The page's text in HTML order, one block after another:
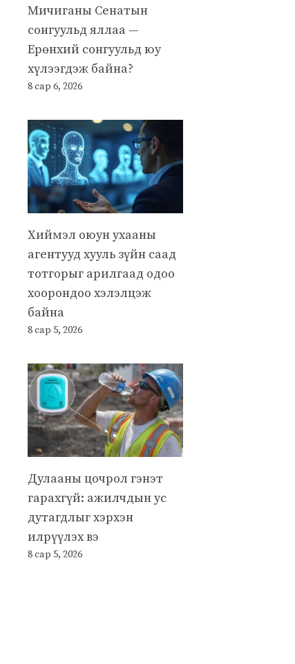
Мичиганы Сенатын
сонгуульд яллаа —
Ерөнхий сонгуульд юу
хүлээгдэж байна?
8 сар 6, 2026
Хиймэл оюун ухааны
агентууд хууль зүйн саад
тотгорыг арилгаад одоо
хоорондоо хэлэлцэж
байна
8 сар 5, 2026
Дулааны цочрол гэнэт
гарахгүй: ажилчдын ус
дутагдлыг хэрхэн
илрүүлэх вэ
8 сар 5, 2026